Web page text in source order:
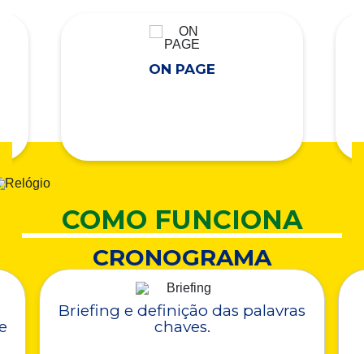
ON PAGE
COMO FUNCIONA
CRONOGRAMA
Briefing e definição das palavras
chaves.